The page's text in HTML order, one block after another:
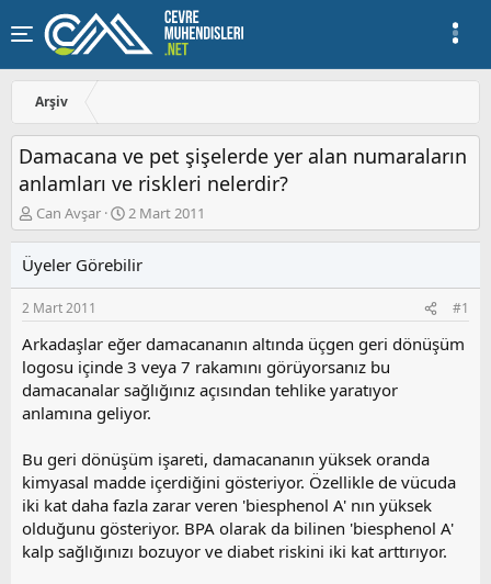
Arşiv
Damacana ve pet şişelerde yer alan numaraların
anlamları ve riskleri nelerdir?
K
o
u
y
u
a
ş
l
a
n
Can Avşar
B
a
l
a
ı
ç
t
a
r
h
i
2 Mart 2011
Üyeler Görebilir
2 Mart 2011 #1
Arkadaşlar eğer damacananın altında üçgen geri dönüşüm
logosu içinde 3 veya 7 rakamını görüyorsanız bu
damacanalar sağlığınız açısından tehlike yaratıyor
anlamına geliyor.
Bu geri dönüşüm işareti, damacananın yüksek oranda
kimyasal madde içerdiğini gösteriyor. Özellikle de vücuda
iki kat daha fazla zarar veren 'biesphenol A' nın yüksek
olduğunu gösteriyor. BPA olarak da bilinen 'biesphenol A'
kalp sağlığınızı bozuyor ve diabet riskini iki kat arttırıyor.